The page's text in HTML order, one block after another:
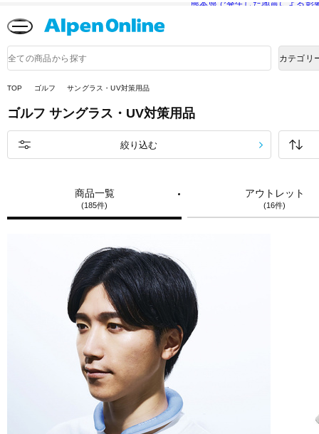
熊本県で発生した地震による影
品
検
カテゴリ
TOP ゴルフ サングラス・UV対策用品
ゴルフ サングラス・UV対策用品
商品一覧
(185件)
アウトレット
(16件)
絞り込む